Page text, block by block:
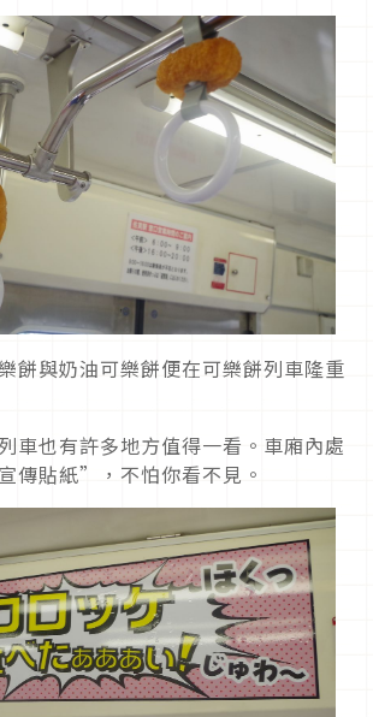
餅與奶油可樂餅便在可樂餅列車隆重
車也有許多地方值得一看。車廂內處
傳貼紙”，不怕你看不見。